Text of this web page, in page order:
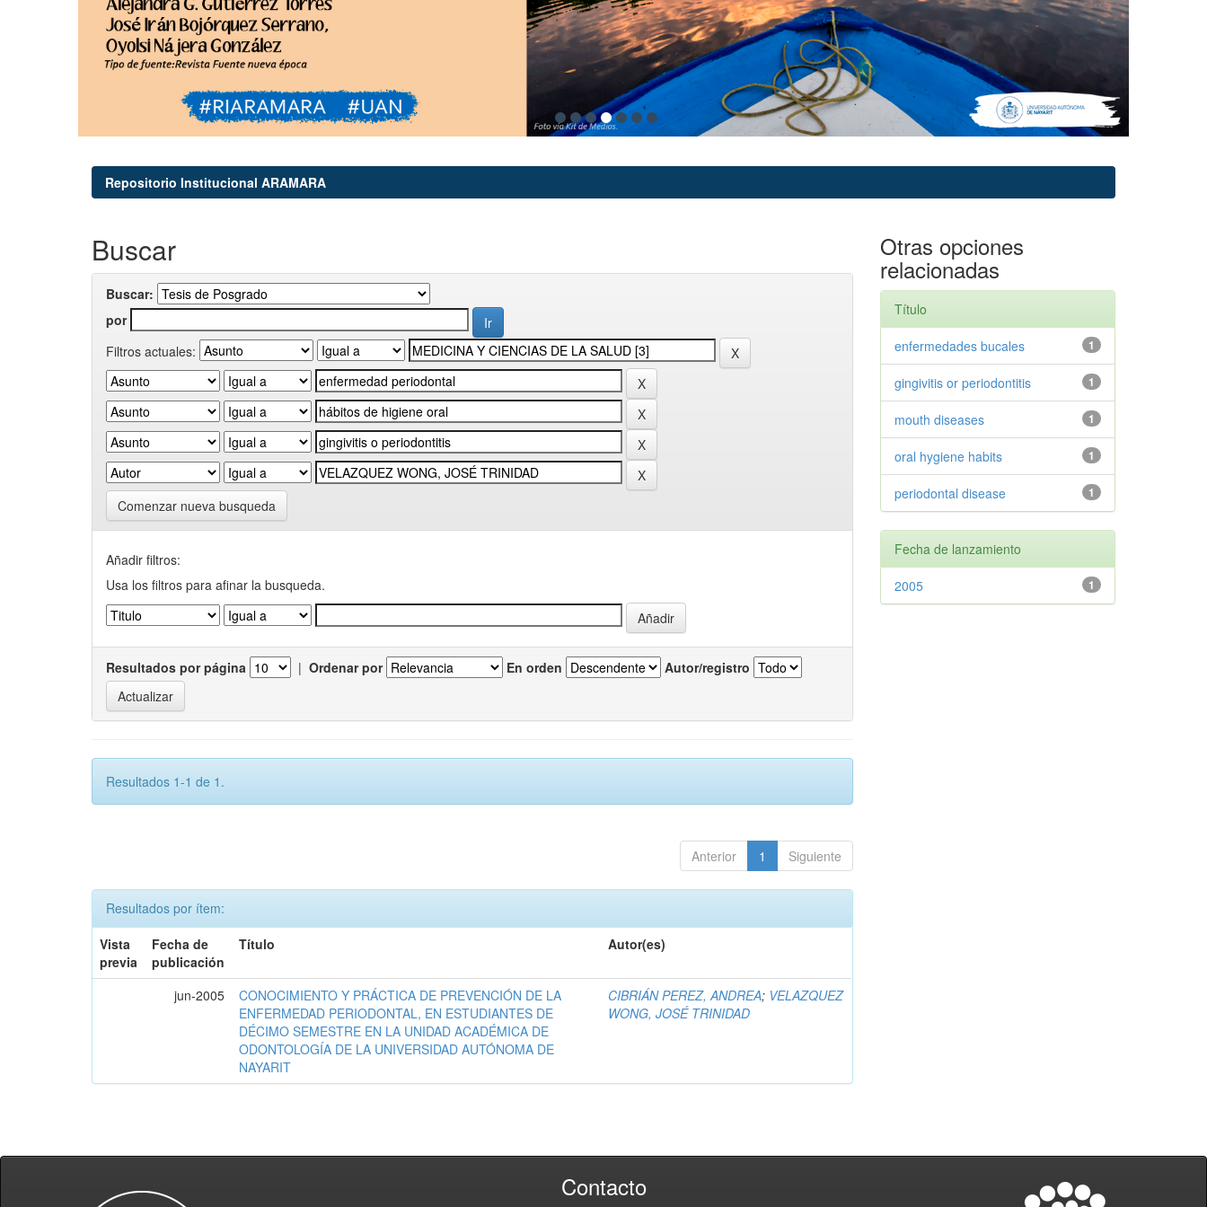
Repositorio Institucional ARAMARA
Buscar
Buscar:
por
Filtros actuales:
Comenzar nueva busqueda
Añadir filtros:
Usa los filtros para afinar la busqueda.
Resultados por página | Ordenar por En orden Autor/registro
Resultados 1-1 de 1.
Anterior 1 Siguiente
Resultados por ítem:
Vista
previa
Fecha de
publicación
Título Autor(es)
jun-2005
CONOCIMIENTO Y PRÁCTICA DE PREVENCIÓN DE LA
ENFERMEDAD PERIODONTAL, EN ESTUDIANTES DE
DÉCIMO SEMESTRE EN LA UNIDAD ACADÉMICA DE
ODONTOLOGÍA DE LA UNIVERSIDAD AUTÓNOMA DE
NAYARIT
CIBRIÁN PEREZ, ANDREA; VELAZQUEZ
WONG, JOSÉ TRINIDAD
Otras opciones
relacionadas
Título
1
enfermedades bucales
1
gingivitis or periodontitis
1
mouth diseases
1
oral hygiene habits
1
periodontal disease
Fecha de lanzamiento
1
2005
Contacto